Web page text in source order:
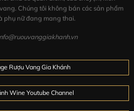
thưởng thức đúng điệu của
là kết hợp với Ginger Ale.
ly cao
WALKER® RED LABEL®
cốt chanh
Ale cho đến khi đầy ly.
Chúng tôi không bán các sản phẩm
phụ nữ đang mang thai.
Rượu Vang Gia Khánh
Wine Youtube Channel